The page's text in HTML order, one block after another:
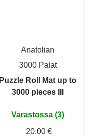
Anatolian
3000 Palat
Puzzle Roll Mat up to
3000 pieces III
Varastossa (3)
20,00 €